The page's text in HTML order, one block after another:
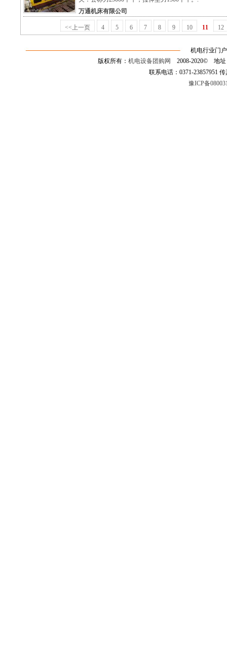
万通机床有限公司
<<上一页 4 5 6 7 8 9 10 11 12
机电行业门
版权所有： 机电设备团购网
2008-2020© 地址
联系电话：0371-23857951
豫ICP备